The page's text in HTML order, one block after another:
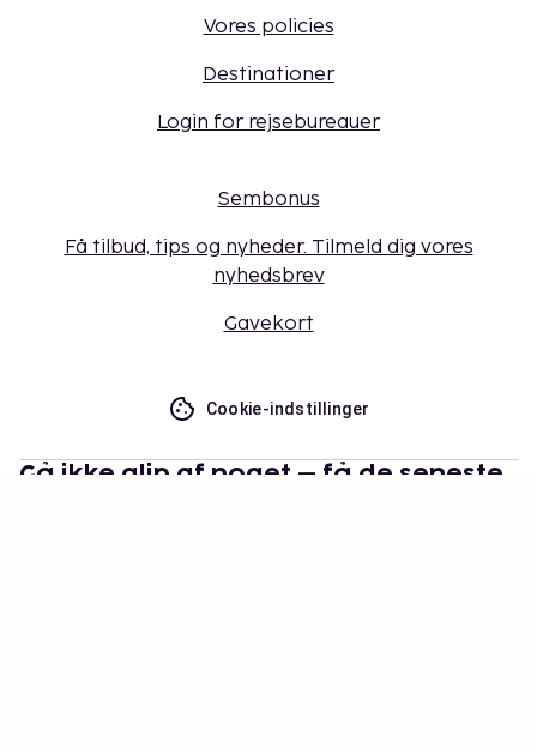
Vores policies
Destinationer
Login for rejsebureauer
Sembonus
Få tilbud, tips og nyheder. Tilmeld dig vores
nyhedsbrev
Gavekort
Cookie-indstillinger
Gå ikke glip af noget – få de seneste